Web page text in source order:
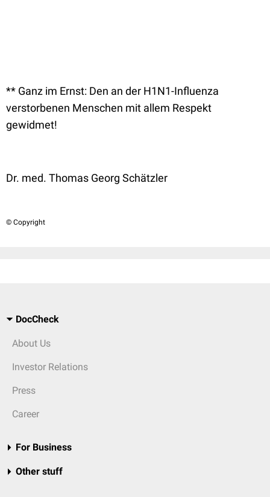
** Ganz im Ernst: Den an der H1N1-Influenza
verstorbenen Menschen mit allem Respekt
gewidmet!
Dr. med. Thomas Georg Schätzler
© Copyright
DocCheck
About Us
Investor Relations
Press
Career
For Business
Other stuff